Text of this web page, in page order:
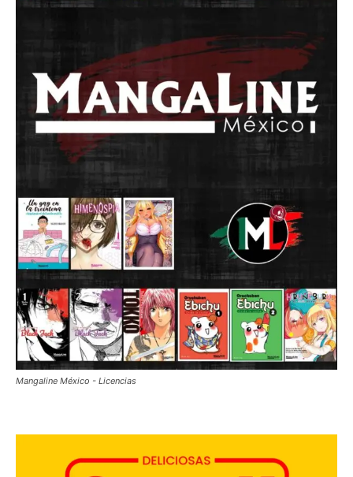
Mangaline México - Licencias